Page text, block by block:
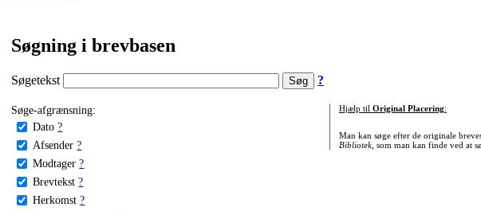
Søgning i brevbasen
Søgetekst ?
Søge-afgrænsning:
Dato ?
Afsender ?
Modtager ?
Brevtekst ?
Herkomst ?
Hjælp til Original Placering:
Man kan søge efter de originale
Bibliotek, som man kan finde ved at